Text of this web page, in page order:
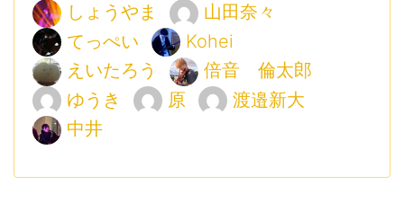
しょうやま
山田奈々
てっぺい
Kohei
えいたろう
倍音 倫太郎
ゆうき
原
渡邉新大
中井